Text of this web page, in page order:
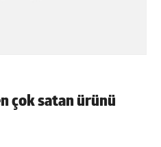
çok satan ürünü